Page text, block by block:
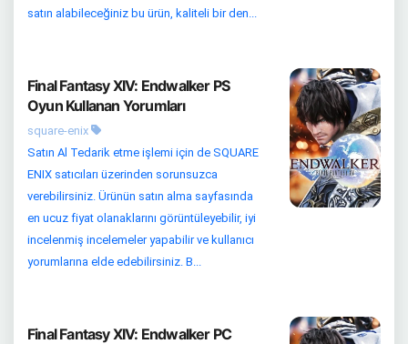
satın alabileceğiniz bu ürün, kaliteli bir den...
Final Fantasy XIV: Endwalker PS
Oyun Kullanan Yorumları
square-enix
Satın Al Tedarik etme işlemi için de SQUARE
ENIX satıcıları üzerinden sorunsuzca
verebilirsiniz. Ürünün satın alma sayfasında
en ucuz fiyat olanaklarını görüntüleyebilir, iyi
incelenmiş incelemeler yapabilir ve kullanıcı
yorumlarına elde edebilirsiniz. B...
Final Fantasy XIV: Endwalker PC